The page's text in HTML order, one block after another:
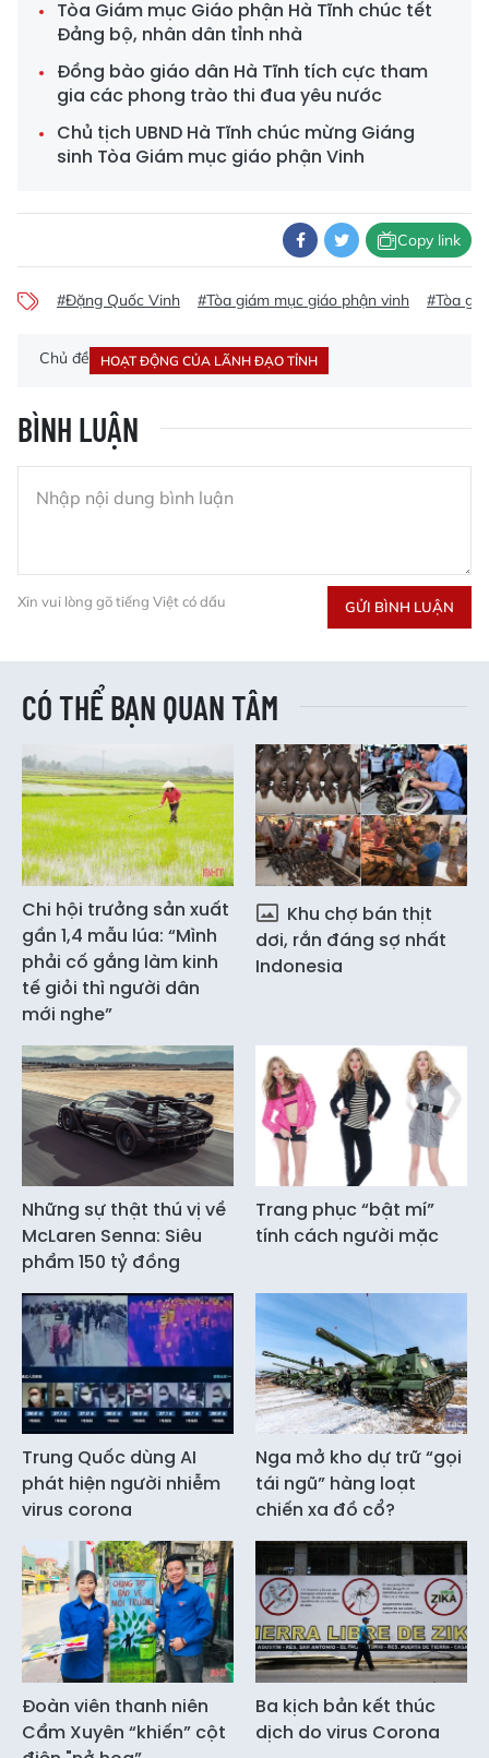
Tòa Giám mục Giáo phận Hà Tĩnh chúc tết
Đảng bộ, nhân dân tỉnh nhà
Đồng bào giáo dân Hà Tĩnh tích cực tham
gia các phong trào thi đua yêu nước
Chủ tịch UBND Hà Tĩnh chúc mừng Giáng
sinh Tòa Giám mục giáo phận Vinh
Copy link
#Đặng Quốc Vinh #Tòa giám mục giáo phận vinh #Tòa
Chủ đề HOẠT ĐỘNG CỦA LÃNH ĐẠO TỈNH
BÌNH LUẬN
Xin vui lòng gõ tiếng Việt có dấu GỬI BÌNH LUẬN
CÓ THỂ BẠN QUAN TÂM
Chi hội trưởng sản xuất
gần 1,4 mẫu lúa: “Mình
phải cố gắng làm kinh
tế giỏi thì người dân
mới nghe”
Khu chợ bán thịt
dơi, rắn đáng sợ nhất
Indonesia
Những sự thật thú vị về
McLaren Senna: Siêu
phẩm 150 tỷ đồng
Trang phục “bật mí”
tính cách người mặc
Trung Quốc dùng AI
phát hiện người nhiễm
virus corona
Nga mở kho dự trữ “gọi
tái ngũ” hàng loạt
chiến xa đồ cổ?
Đoàn viên thanh niên
Cẩm Xuyên “khiến” cột
Ba kịch bản kết thúc
dịch do virus Corona